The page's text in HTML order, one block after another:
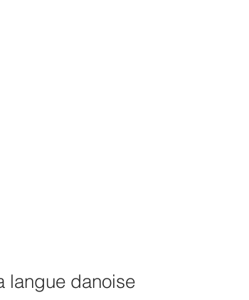
langue danoise